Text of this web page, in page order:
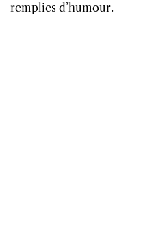
remplies d’humour.